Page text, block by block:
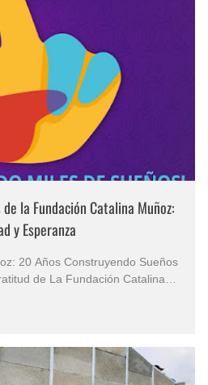
de negras africanas?
en pintura surrealista
la Fundación Catalina Muñoz:
y Esperanza
20 Años Construyendo Sueños
de La Fundación Catalina
milagro de vida dieron origen a